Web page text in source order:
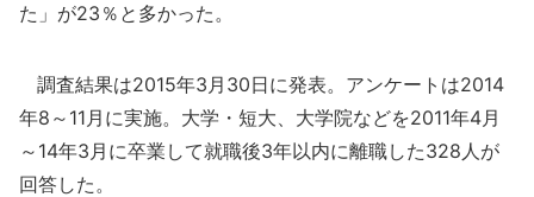
た」が23％と多かった。
調査結果は2015年3月30日に発表。アンケートは2014
年8～11月に実施。大学・短大、大学院などを2011年4月
～14年3月に卒業して就職後3年以内に離職した328人が
回答した。